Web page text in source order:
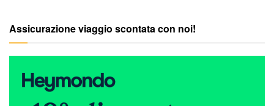
Assicurazione viaggio scontata con noi!